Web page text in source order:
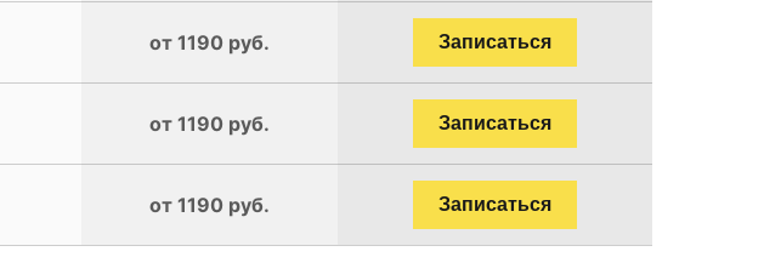
от 1190 руб. Записаться
от 1190 руб. Записаться
от 1190 руб. Записаться